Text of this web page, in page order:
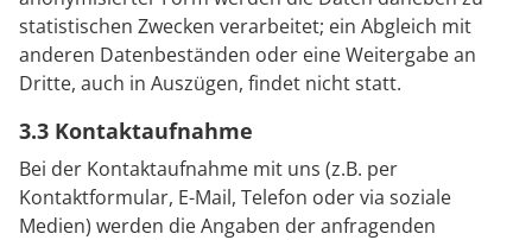
statistischen Zwecken verarbeitet; ein Abgleich mit
anderen Datenbeständen oder eine Weitergabe an
Dritte, auch in Auszügen, findet nicht statt.
3.3 Kontaktaufnahme
Bei der Kontaktaufnahme mit uns (z.B. per
Kontaktformular, E-Mail, Telefon oder via soziale
Medien) werden die Angaben der anfragenden